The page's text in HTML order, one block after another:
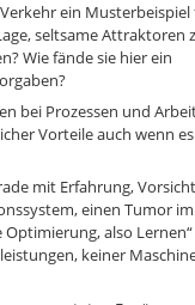
ein Musterbeispiel
seltsame Attraktoren
Wie fände sie hier ein
bei Prozessen und
Vorteile auch wenn es
mit Erfahrung,
einen Tumor im
also
keiner